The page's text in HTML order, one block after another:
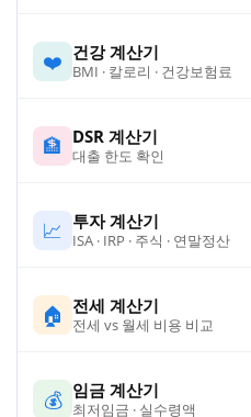
❤️ 건강 계산기
BMI · 칼로리 · 건강보험료
🏦 DSR 계산기
대출 한도 확인
📈 투자 계산기
ISA · IRP · 주식 · 연말정산
🏠 전세 계산기
전세 vs 월세 비용 비교
💰 임금 계산기
최저임금 · 실수령액